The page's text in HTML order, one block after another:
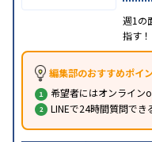
週1の
指す！
編集部のおすすめポイ
希望者にはオンライン
LINEで24時間質問でき